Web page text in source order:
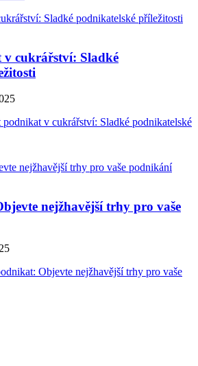
cukrářství: Sladké
podnikat v cukrářství: Sladké podnikatelské
nejžhavější trhy pro vaše
Objevte nejžhavější trhy pro vaše